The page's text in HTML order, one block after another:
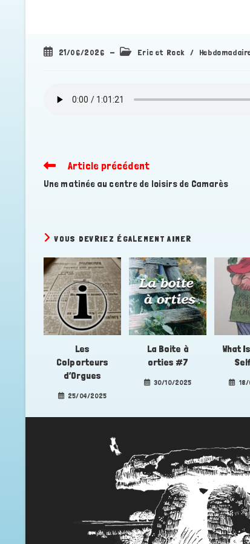
Publication
21/06/2026
Post Eric et Rock /
Read
articles
Article précédent
Une matinée au centre de loisirs de Camarès
VOUS DEVRIEZ ÉGALEMENT AIMER
Les
Colporteurs
d’Orgues
25/04/2025
La Boite à
orties #7
30/10/2025
What